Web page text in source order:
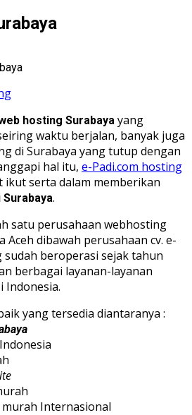
hosting Surabaya yang
waktu berjalan, banyak juga
di Surabaya yang tutup dengan
hal itu, e-Padi.com hosting
ikut serta dalam memberikan
.
satu perusahaan webhosting
Aceh dibawah perusahaan cv. e-
sudah beroperasi sejak tahun
berbagai layanan-layanan
Indonesia.
yang tersedia diantaranya :
murah Internasional